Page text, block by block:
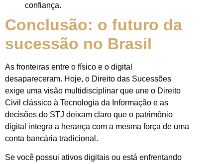
confiança.
Conclusão: o futuro da
sucessão no Brasil
As fronteiras entre o físico e o digital
desapareceram. Hoje, o Direito das Sucessões
exige uma visão multidisciplinar que une o Direito
Civil clássico à Tecnologia da Informação e as
decisões do STJ deixam claro que o patrimônio
digital integra a herança com a mesma força de uma
conta bancária tradicional.
Se você possui ativos digitais ou está enfrentando